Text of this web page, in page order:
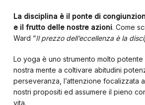
La disciplina è il ponte di
e il frutto delle nostre azioni. Come
Ward “Il prezzo dell’eccellenza è la
Lo yoga è uno strumento molto
nostra mente a coltivare abitudini
perseveranza, l’attenzione focalizzata
nostri propositi ed assumere il pieno
vita.